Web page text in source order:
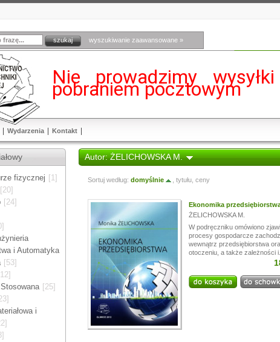
wyszukiwanie zaawansowane »
Nie prowadzimy
pobraniem pocztowym
Drodzy Klienci!
Ze względu na przerwę wakacyjną, w dniach od
zamówienia mogą być realizowane z
Dziękujemy za wyrozumiałość.
Wydarzenia Kontakt
fizycznej [1]
[20]
[24]
i Automatyka
[53]
[25]
i
Autor: ŻELICHOWSKA M.
Sortuj według: domyślnie tytułu, ceny
Ekonomika
ŻELICHOWSKA M.
W podręczniku omówiono
procesy gospodarcze
wewnątrz przedsiębiorstwa
otoczeniu, a także zależności i...